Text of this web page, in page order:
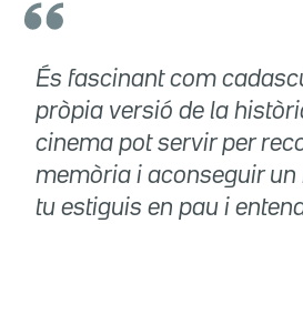
És fascinant com
pròpia versió de la
cinema pot servir per
memòria i aconseguir un
tu estiguis en pau i